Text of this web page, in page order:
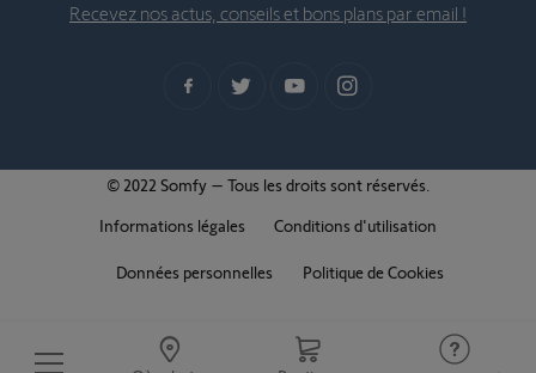
Recevez nos actus, conseils et bons plans par email !
© 2022 Somfy – Tous les droits sont réservés.
Informations légales
Conditions d'utilisation
Données personnelles Politique de Cookies